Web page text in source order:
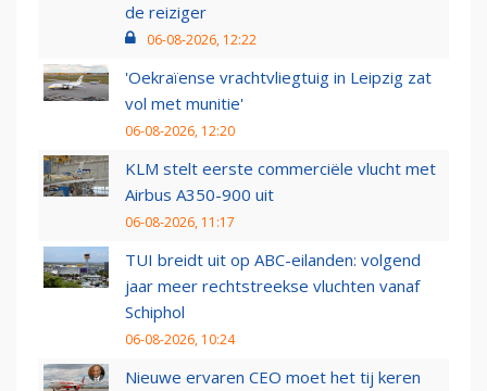
de reiziger
06-08-2026, 12:22
'Oekraïense vrachtvliegtuig in Leipzig zat
vol met munitie'
06-08-2026, 12:20
KLM stelt eerste commerciële vlucht met
Airbus A350-900 uit
06-08-2026, 11:17
TUI breidt uit op ABC-eilanden: volgend
jaar meer rechtstreekse vluchten vanaf
Schiphol
06-08-2026, 10:24
Nieuwe ervaren CEO moet het tij keren